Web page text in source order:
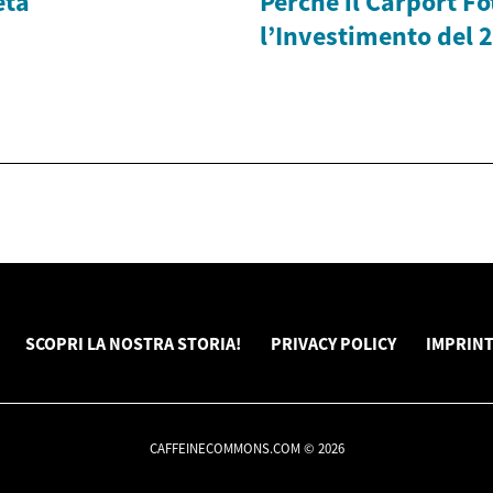
l’Investimento del
SCOPRI LA NOSTRA STORIA! PRIVACY POLICY IMPRINT
CAFFEINECOMMONS.COM © 2026